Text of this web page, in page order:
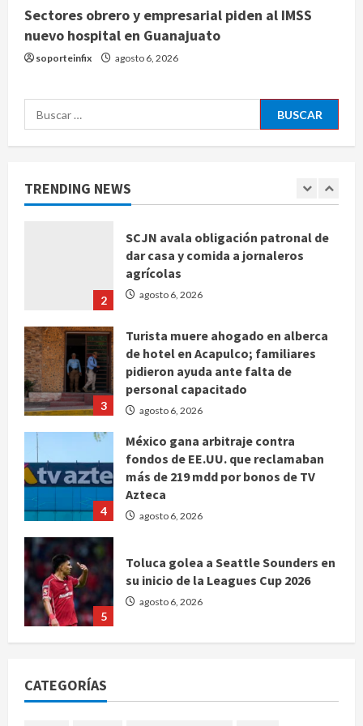
Sectores obrero y empresarial piden al IMSS
nuevo hospital en Guanajuato
soporteinfix agosto 6, 2026
Buscar:
TRENDING NEWS
Toluca golea a Seattle Sounders en
su inicio de la Leagues Cup 2026
1
Sin información disponible sobre el
Aeropuerto Internacional de la
2
SCJN avala obligación patronal de
dar casa y comida a jornaleros
agrícolas
agosto 6, 2026
3
Turista muere ahogado en alberca
de hotel en Acapulco; familiares
pidieron ayuda ante falta de
personal capacitado
agosto 6, 2026
4
México gana arbitraje contra
fondos de EE.UU. que reclamaban
más de 219 mdd por bonos de TV
Azteca
agosto 6, 2026
5
Toluca golea a Seattle Sounders en
su inicio de la Leagues Cup 2026
agosto 6, 2026
CATEGORÍAS